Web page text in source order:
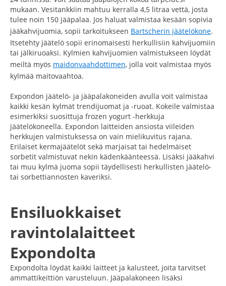
mukaan. Vesitankkiin mahtuu kerralla 4,5 litraa vettä, josta
tulee noin 150 jääpalaa. Jos haluat valmistaa kesään sopivia
jääkahvijuomia, sopii tarkoitukseen Bartscherin jäätelökone.
Itsetehty jäätelö sopii erinomaisesti herkullisiin kahvijuomiin
tai jälkiruoaksi. Kylmien kahvijuomien valmistukseen löydät
meiltä myös maidonvaahdottimen, jolla voit valmistaa myös
kylmää maitovaahtoa.
Expondon jäätelö- ja jääpalakoneiden avulla voit valmistaa
kaikki kesän kylmät trendijuomat ja -ruoat. Kokeile valmistaa
esimerkiksi suosittuja frozen yogurt -herkkuja
jäätelökoneella. Expondon laitteiden ansiosta viileiden
herkkujen valmistuksessa on vain mielikuvitus rajana.
Erilaiset kermajäätelöt sekä marjaisat tai hedelmäiset
sorbetit valmistuvat nekin kädenkäänteessä. Lisäksi jääkahvi
tai muu kylmä juoma sopii täydellisesti herkullisten jäätelö-
tai sorbettiannosten kaveriksi.
Ensiluokkaiset
ravintolalaitteet
Expondolta
Expondolta löydät kaikki laitteet ja kalusteet, joita tarvitset
ammattikeittiön varusteluun. Jääpalakoneen lisäksi